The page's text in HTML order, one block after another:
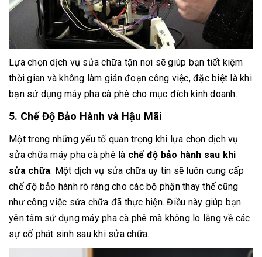
Lựa chọn dịch vụ sửa chữa tận nơi sẽ giúp bạn tiết kiệm
thời gian và không làm gián đoạn công việc, đặc biệt là khi
bạn sử dụng máy pha cà phê cho mục đích kinh doanh.
5. Chế Độ Bảo Hành và Hậu Mãi
Một trong những yếu tố quan trọng khi lựa chọn dịch vụ
sửa chữa máy pha cà phê là chế độ bảo hành sau khi
sửa chữa. Một dịch vụ sửa chữa uy tín sẽ luôn cung cấp
chế độ bảo hành rõ ràng cho các bộ phận thay thế cũng
như công việc sửa chữa đã thực hiện. Điều này giúp bạn
yên tâm sử dụng máy pha cà phê mà không lo lắng về các
sự cố phát sinh sau khi sửa chữa.